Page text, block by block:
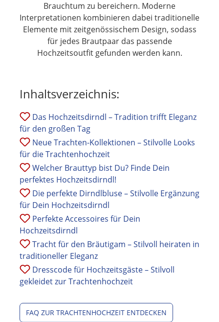
Brauchtum zu bereichern. Moderne
Interpretationen kombinieren dabei traditionelle
Elemente mit zeitgenössischem Design, sodass
für jedes Brautpaar das passende
Hochzeitsoutfit gefunden werden kann.
Inhaltsverzeichnis:
Das Hochzeitsdirndl – Tradition trifft Eleganz
für den großen Tag
Neue Trachten-Kollektionen – Stilvolle Looks
für die Trachtenhochzeit
Welcher Brauttyp bist Du? Finde Dein
perfektes Hochzeitsdirndl!
Die perfekte Dirndlbluse – Stilvolle Ergänzung
für Dein Hochzeitsdirndl
Perfekte Accessoires für Dein
Hochzeitsdirndl
Tracht für den Bräutigam – Stilvoll heiraten in
traditioneller Eleganz
Dresscode für Hochzeitsgäste – Stilvoll
gekleidet zur Trachtenhochzeit
FAQ ZUR TRACHTENHOCHZEIT ENTDECKEN